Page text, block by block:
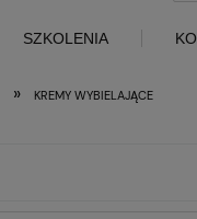
SZKOLENIA
» KREMY WYBIELAJĄCE